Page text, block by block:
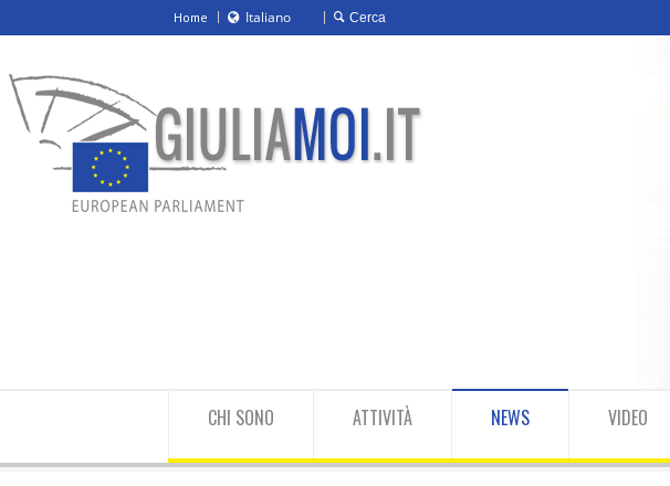
Home Italiano
CHI SONO ATTIVITÀ NEWS VIDEO